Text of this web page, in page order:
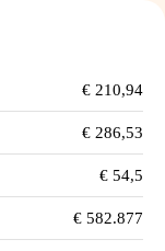
€ 210,94
€ 286,53
€ 54,5
€ 582.877